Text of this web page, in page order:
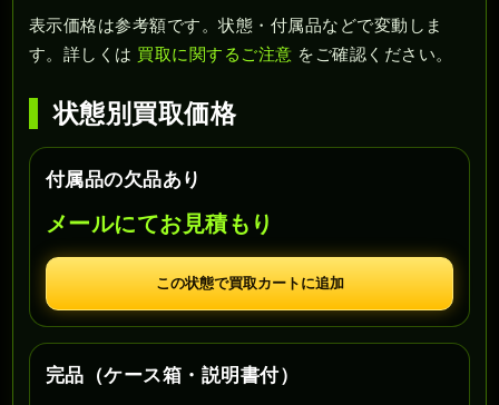
表示価格は参考額です。状態・付属品などで変動しま
す。詳しくは 買取に関するご注意 をご確認ください。
状態別買取価格
付属品の欠品あり
メールにてお見積もり
この状態で買取カートに追加
完品（ケース箱・説明書付）